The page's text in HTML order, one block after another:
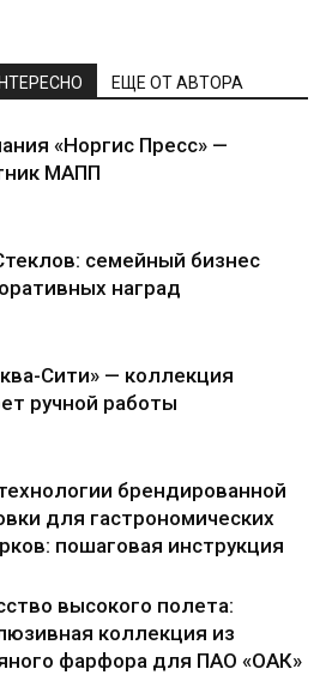
ЕЩЕ ОТ АВТОРА
«Норгис Пресс» —
МАПП
семейный бизнес
наград
Сити» — коллекция
ручной работы
брендированной
для гастрономических
пошаговая инструкция
высокого полета:
коллекция из
фарфора для ПАО «ОАК»